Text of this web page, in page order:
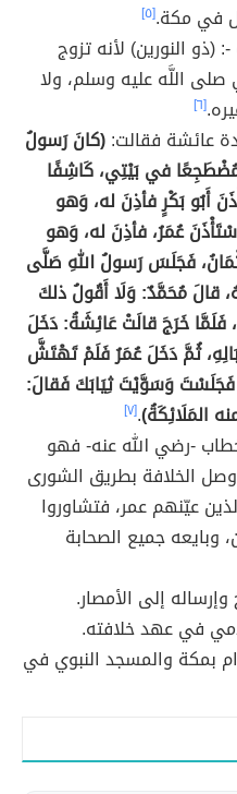
في مكة.[٥]
(ذو النورين) لأنه تزوج
صلى اللَّه عليه وسلم، ولا
[٦]
عائشة فقالت:(كانَ رَسولُ
في بَيْتِي، كَاشِفًا
أَبُو بَكْرٍ فأذِنَ له، وَهو
عُمَرُ، فأذِنَ له، وَهو
فَجَلَسَ رَسولُ اللهِ صَلَّى
قالَ مُحَمَّدٌ: وَلَا أَقُولُ ذلكَ
خَرَجَ قالَتْ عَائِشَةُ: دَخَلَ
ثُمَّ دَخَلَ عُمَرُ فَلَمْ تَهْتَشَّ
فَجَلَسْتَ وَسَوَّيْتَ ثِيَابَكَ فَقالَ:
المَلَائِكَةُ).[٧]
-رضي الله عنه- فهو
وصل الخلافة بطريق الشورى
عيّنهم عمر، فتشاوروا
وبايعه جميع الصحابة
إلى الأمصار.
في عهد خلافته.
بمكة والمسجد النبوي في